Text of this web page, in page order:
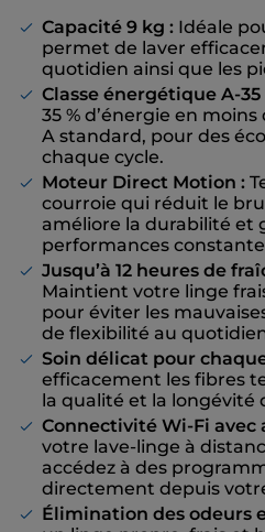
Capacité 9 kg : Idéale
permet de laver
quotidien ainsi que les
Classe énergétique A-35
35 % d’énergie en
A standard, pour des
chaque cycle.
Moteur Direct Motion :
courroie qui réduit le
améliore la durabilité et
performances
Jusqu’à 12 heures de
Maintient votre linge
pour éviter les
de flexibilité au
Soin délicat pour
efficacement les fibres
la qualité et la longévité
Connectivité Wi-Fi avec
votre lave-linge à
accédez à des
directement depuis
Élimination des odeurs